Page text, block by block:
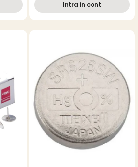
Intra in cont